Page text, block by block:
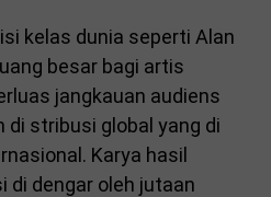
kelas dunia seperti Alan
besar bagi artis
jangkauan audiens
di stribusi global yang di
Karya hasil
di dengar oleh jutaan